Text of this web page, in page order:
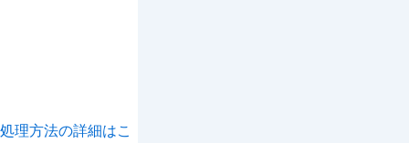
理方法の詳細はこ